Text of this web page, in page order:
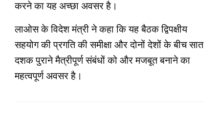
करने का यह अच्छा अवसर है।
लाओस के विदेश मंत्री ने कहा कि यह बैठक द्विपक्षीय
सहयोग की प्रगति की समीक्षा और दोनों देशों के बीच सात
दशक पुराने मैत्रीपूर्ण संबंधों को और मजबूत बनाने का
महत्वपूर्ण अवसर है।